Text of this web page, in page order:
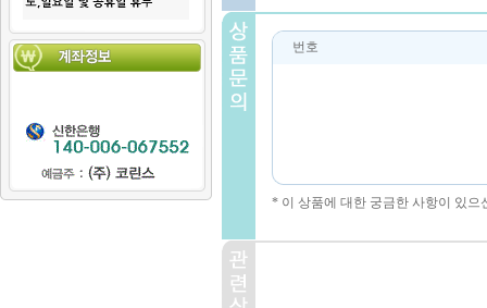
번호
* 이 상품에 대한 궁금한 사항이 있